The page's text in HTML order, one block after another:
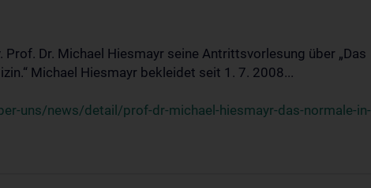
Dr. Michael Hiesmayr seine Antrittsvorlesung über „Das
Michael Hiesmayr bekleidet seit 1. 7. 2008...
uns/news/detail/prof-dr-michael-hiesmayr-das-normale-in-